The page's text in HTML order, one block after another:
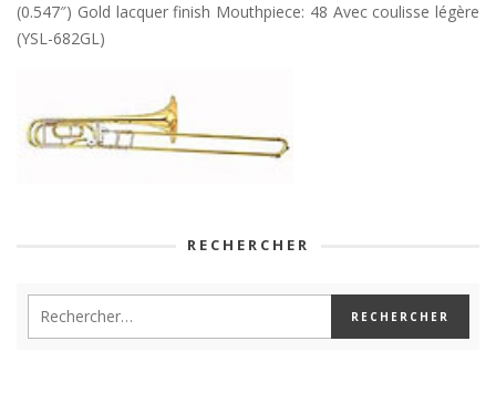
(0.547″) Gold lacquer finish Mouthpiece: 48 Avec coulisse légère
(YSL-682GL)
RECHERCHER